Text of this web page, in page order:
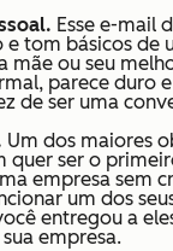
Esse e-mail
tom básicos de
mãe ou seu
parece duro
de ser uma
Um dos maiores
quer ser o
empresa sem
um dos
entregou a
empresa.